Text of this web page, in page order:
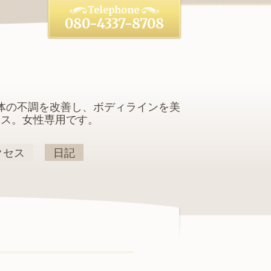
不調を改善し、ボディラインを美
。女性専用です。
080-4337-8708
ス 日記